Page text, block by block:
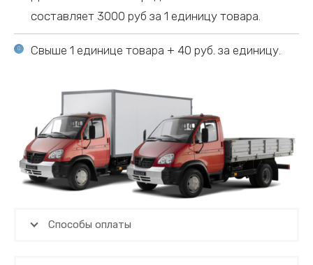
составляет 3000 руб за 1 единицу товара.
Свыше 1 единице товара + 40 руб. за единицу.
Способы оплаты